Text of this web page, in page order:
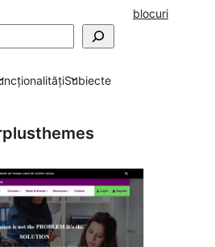
blocuri
Subiecte